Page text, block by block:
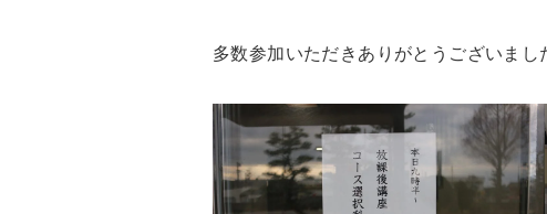
多数参加いただきありがとうございまし